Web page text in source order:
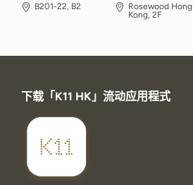
B201-22, B2
Rosewood Hong
Kong, 2F
下载「K11 HK」流动应用程式